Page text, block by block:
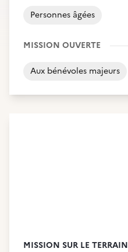
Personnes âgées
MISSION OUVERTE
Aux bénévoles majeurs
MISSION SUR LE TERRAIN